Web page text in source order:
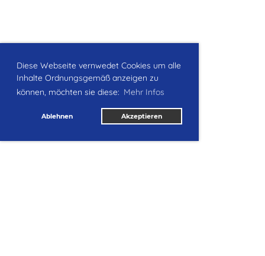
Diese Webseite vernwedet Cookies um alle
Inhalte Ordnungsgemäß anzeigen zu
können, möchten sie diese: Mehr Infos
Ablehnen Akzeptieren